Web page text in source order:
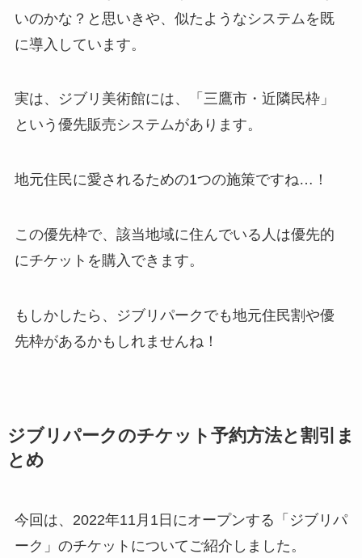
いのかな？と思いきや、似たようなシステムを既
に導入しています。
実は、ジブリ美術館には、「三鷹市・近隣民枠」
という優先販売システムがあります。
地元住民に愛されるための1つの施策ですね…！
この優先枠で、該当地域に住んでいる人は優先的
にチケットを購入できます。
もしかしたら、ジブリパークでも地元住民割や優
先枠があるかもしれませんね！
ジブリパークのチケット予約方法と割引ま
とめ
今回は、2022年11月1日にオープンする「ジブリパ
ーク」のチケットについてご紹介しました。